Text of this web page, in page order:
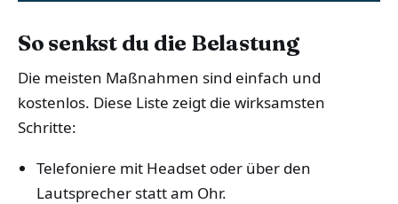
So senkst du die Belastung
Die meisten Maßnahmen sind einfach und
kostenlos. Diese Liste zeigt die wirksamsten
Schritte:
Telefoniere mit Headset oder über den
Lautsprecher statt am Ohr.